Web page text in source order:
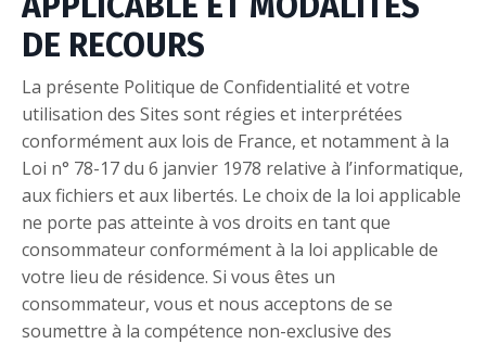
DE RECOURS
La présente Politique de Confidentialité et votre
utilisation des Sites sont régies et interprétées
conformément aux lois de France, et notamment à la
Loi n° 78-17 du 6 janvier 1978 relative à l’informatique,
aux fichiers et aux libertés. Le choix de la loi applicable
ne porte pas atteinte à vos droits en tant que
consommateur conformément à la loi applicable de
votre lieu de résidence. Si vous êtes un
consommateur, vous et nous acceptons de se
soumettre à la compétence non-exclusive des